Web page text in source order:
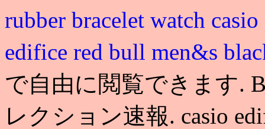
rubber bracelet watch
edifice red bull men&s
で自由に閲覧できます.
レクション速報. casio